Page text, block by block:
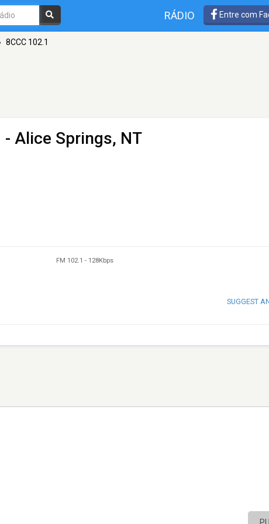
RÁDIO Entre com
8CCC 102.1
- Alice Springs, NT
FM 102.1 - 128Kbps
SUGGEST